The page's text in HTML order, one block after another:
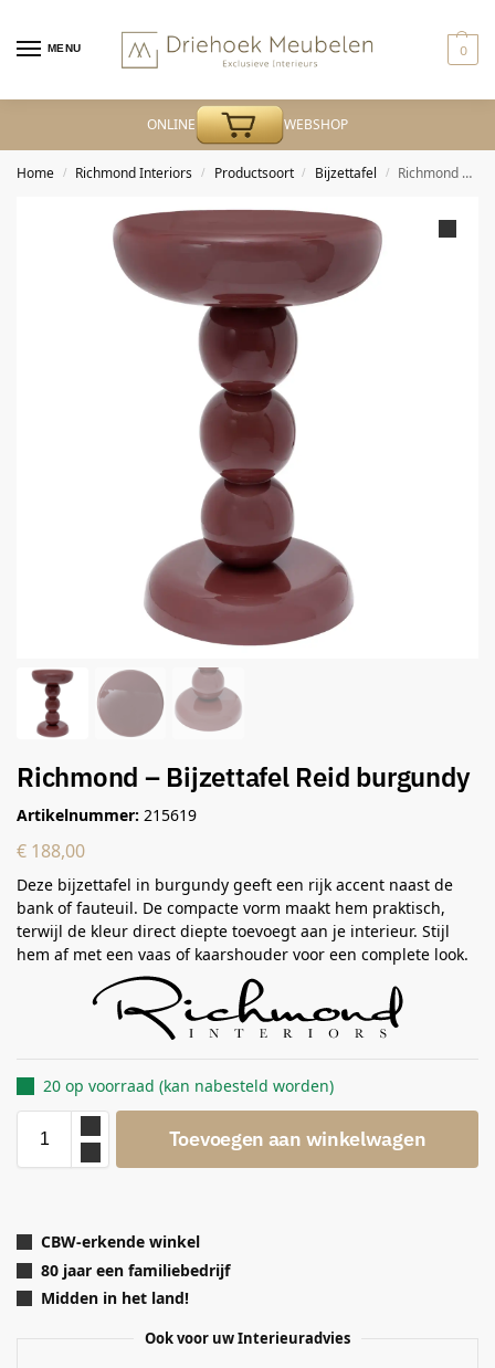
MENU 0
ONLINE WEBSHOP
Home / Richmond Interiors / Productsoort / Bijzettafel / Richmond – Bijzettafel Reid burgundy
Richmond – Bijzettafel Reid burgundy
Artikelnummer: 215619
€ 188,00
Deze bijzettafel in burgundy geeft een rijk accent naast de
bank of fauteuil. De compacte vorm maakt hem praktisch,
terwijl de kleur direct diepte toevoegt aan je interieur. Stijl
hem af met een vaas of kaarshouder voor een complete look.
20 op voorraad (kan nabesteld worden)
Toevoegen aan winkelwagen
CBW-erkende winkel
80 jaar een familiebedrijf
Midden in het land!
Ook voor uw Interieuradvies